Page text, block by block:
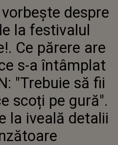
SCANDALUL DE LA
BEACH, PLEASE!. CE
ARE PUYA DESPRE CE S-
CU ALBERT NBN:
SĂ FII FOARTE ATENT
SCOȚI PE GURĂ". ARTISTUL
LA IVEALĂ DETALII
despre
la festivalul
Ce părere are
s-a întâmplat
"Trebuie să fii
scoți pe gură".
la iveală detalii